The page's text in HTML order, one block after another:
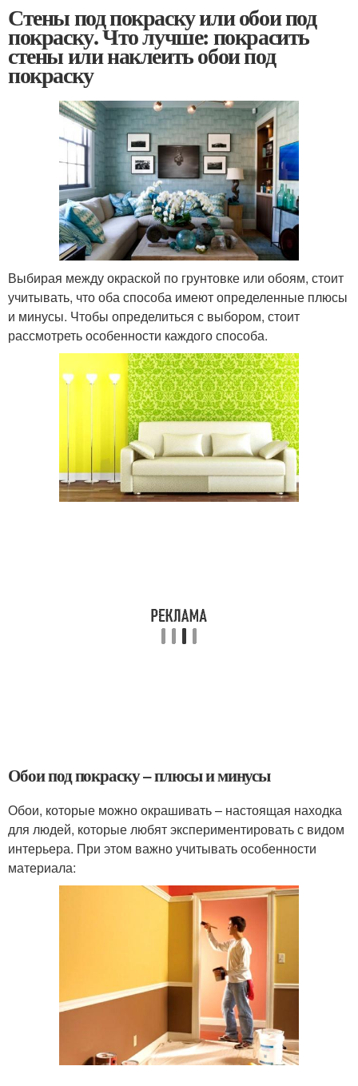
Стены под покраску или обои под
покраску. Что лучше: покрасить
стены или наклеить обои под
покраску
Выбирая между окраской по грунтовке или обоям, стоит
учитывать, что оба способа имеют определенные плюсы
и минусы. Чтобы определиться с выбором, стоит
рассмотреть особенности каждого способа.
Обои под покраску – плюсы и минусы
Обои, которые можно окрашивать – настоящая находка
для людей, которые любят экспериментировать с видом
интерьера. При этом важно учитывать особенности
материала: